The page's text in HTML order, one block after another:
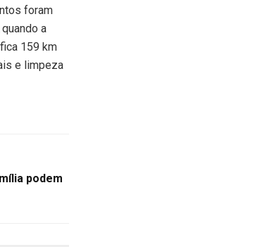
foram
a
159 km
e limpeza
podem